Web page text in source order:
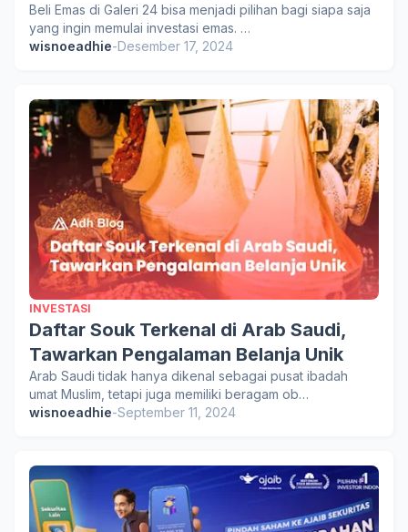
Beli Emas di Galeri 24 bisa menjadi pilihan bagi siapa saja
yang ingin memulai investasi emas. …
wisnoeadhie-Desember 17, 2024
INVESTASI
Daftar Souk Terkenal di Arab Saudi,
Tawarkan Pengalaman Belanja Unik
Arab Saudi tidak hanya dikenal sebagai pusat ibadah
umat Muslim, tetapi juga memiliki beragam ob…
wisnoeadhie-September 11, 2024